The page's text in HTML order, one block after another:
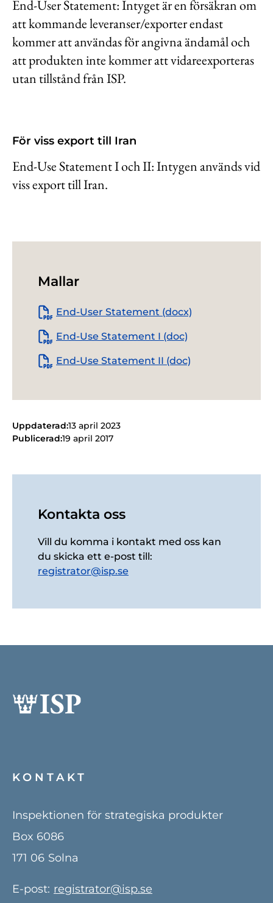
End-User Statement: Intyget är en försäkran om
att kommande leveranser/exporter endast
kommer att användas för angivna ändamål och
att produkten inte kommer att vidareexporteras
utan tillstånd från ISP.
För viss export till Iran
End-Use Statement I och II: Intygen används vid
viss export till Iran.
Mallar
End-User Statement (docx)
End-Use Statement I (doc)
End-Use Statement II (doc)
Uppdaterad:13 april 2023
Publicerad:19 april 2017
Kontakta oss
Vill du komma i kontakt med oss kan
du skicka ett e-post till:
registrator@isp.se
KONTAKT
Inspektionen för strategiska produkter
Box 6086
171 06 Solna
E-post: registrator@isp.se